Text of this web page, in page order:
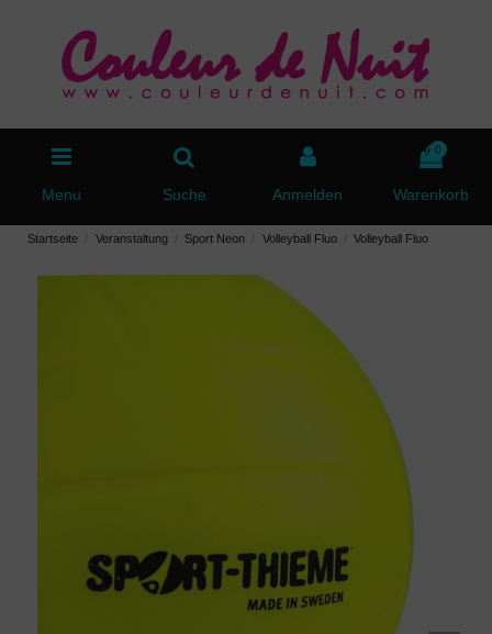
Menu Suche Anmelden
0
Warenkorb
Startseite Veranstaltung Sport Neon Volleyball Fluo Volleyball Fluo